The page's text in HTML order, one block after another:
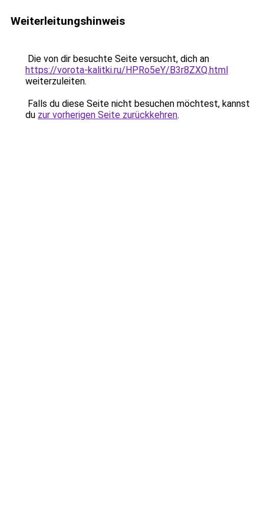
Weiterleitungshinweis
Die von dir besuchte Seite versucht, dich an
https://vorota-kalitki.ru/HPRo5eY/B3r8ZXQ.html
weiterzuleiten.
Falls du diese Seite nicht besuchen möchtest, kannst
du zur vorherigen Seite zurückkehren.